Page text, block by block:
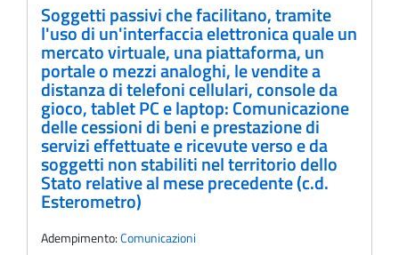
Soggetti passivi che facilitano, tramite
l'uso di un'interfaccia elettronica quale un
mercato virtuale, una piattaforma, un
portale o mezzi analoghi, le vendite a
distanza di telefoni cellulari, console da
gioco, tablet PC e laptop: Comunicazione
delle cessioni di beni e prestazione di
servizi effettuate e ricevute verso e da
soggetti non stabiliti nel territorio dello
Stato relative al mese precedente (c.d.
Esterometro)
Adempimento:Comunicazioni